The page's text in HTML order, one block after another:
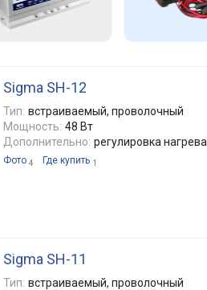
Sigma SH-12
Тип: встраиваемый, проволочный
Мощность: 48 Вт
Дополнительно: регулировка нагрева
Фото 4 Где купить 1
Sigma SH-11
Тип: встраиваемый, проволочный